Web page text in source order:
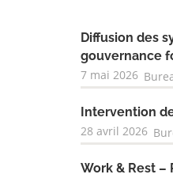
Diffusion des
gouvernance
7 mai 2026
Intervention
28 avril 2026
Work & Rest